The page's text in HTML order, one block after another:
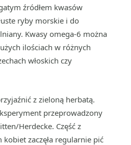
źródłem kwasów
ryby morskie i do
Kwasy omega-6 można
ilościach w różnych
włoskich czy
z zieloną herbatą.
przeprowadzony
Herdecke. Część z
kobiet zaczęła regularnie pić